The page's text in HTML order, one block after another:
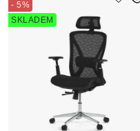
- 5%
SKLADEM